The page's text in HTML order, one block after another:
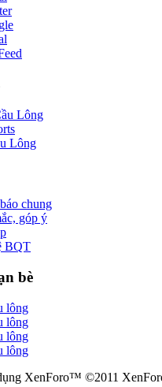
Lông
Lông
chung
góp ý
BQT
bè
lông
lông
lông
lông
XenForo™ ©2011